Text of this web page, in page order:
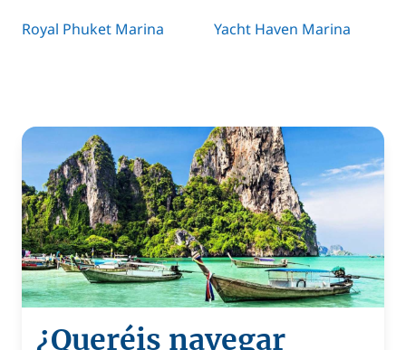
Royal Phuket Marina Yacht Haven Marina
¿Queréis navegar